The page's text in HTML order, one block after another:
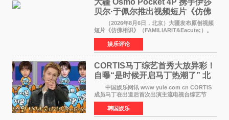
贝尔·于佩尔推出视频短片《仿佛
相识》
（2026年8月6日，北京）大疆发布原创视频
短片《仿佛相识》（FAMILIARIT&Eacute;）。
视频短片由戛纳国际电影节最佳女演员伊莎贝尔·
于佩尔（Isabelle Huppert）主演，全程使用大
疆首款双主摄口
娱乐评论
CORTIS马丁综艺首秀大放异彩！
自曝“是时候开启马丁热潮了” 北
美巡演火热进行中
中国娱乐网讯 www yule com cn CORTIS
成员马丁在出道后首次出演主流电视台综艺节
目，展现了多才多艺的魅力。 马丁出演了5日
播出的MBC《Radio Star》Fashion与Passion
之间，I&lsquo;m
韩国娱乐